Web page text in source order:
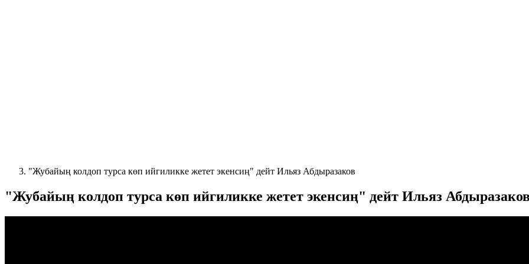
"Жубайың колдоп турса көп ийгиликке жетет экенсиң" дейт Ильяз Абдыразаков
"Жубайың колдоп турса көп ийгиликке жетет экенсиң" дейт Ильяз